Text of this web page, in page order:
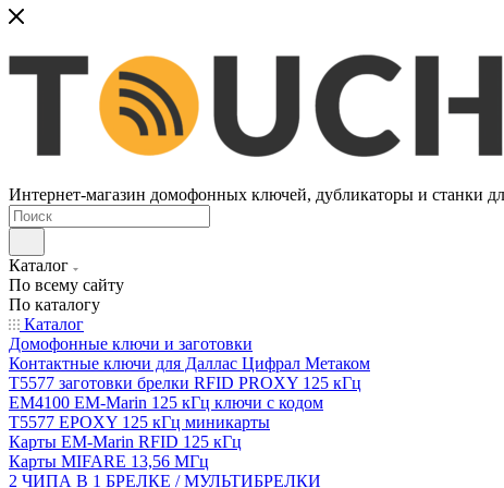
Интернет-магазин домофонных ключей, дубликаторы и станки
Каталог
По всему сайту
По каталогу
Каталог
Домофонные ключи и заготовки
Контактные ключи для Даллас Цифрал Метаком
T5577 заготовки брелки RFID PROXY 125 кГц
EM4100 EM-Marin 125 кГц ключи с кодом
T5577 EPOXY 125 кГц миникарты
Карты EM-Marin RFID 125 кГц
Карты MIFARE 13,56 МГц
2 ЧИПА В 1 БРЕЛКЕ / МУЛЬТИБРЕЛКИ